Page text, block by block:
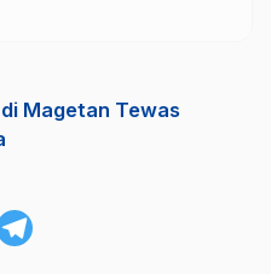
Magetan Tewas